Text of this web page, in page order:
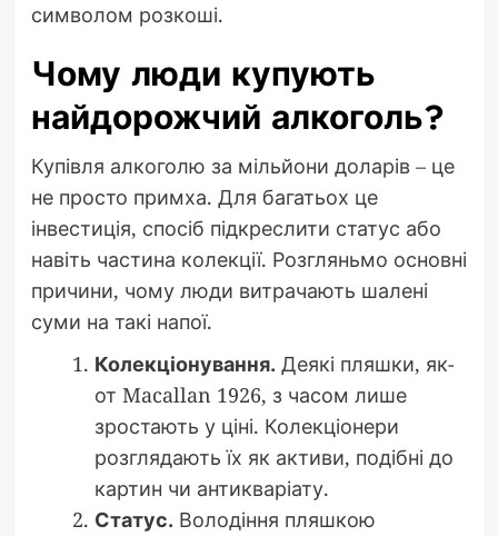
символом розкоші.
Чому люди купують
найдорожчий алкоголь?
Купівля алкоголю за мільйони доларів – це
не просто примха. Для багатьох це
інвестиція, спосіб підкреслити статус або
навіть частина колекції. Розгляньмо основні
причини, чому люди витрачають шалені
суми на такі напої.
Колекціонування. Деякі пляшки, як-
от Macallan 1926, з часом лише
зростають у ціні. Колекціонери
розглядають їх як активи, подібні до
картин чи антикваріату.
Статус. Володіння пляшкою